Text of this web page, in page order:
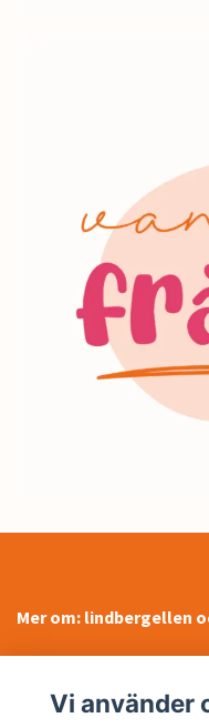
Mer om: lindbergellen
Vi använder